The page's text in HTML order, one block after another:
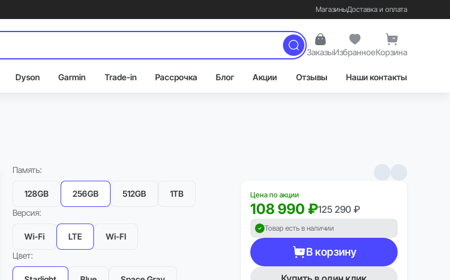
МагазиныДоставка и оплата
ЗаказыИзбранноеКорзина
Dyson Garmin Trade-in Рассрочка Блог Акции Отзывы Наши контакты
Память:
128GB 256GB 512GB
1TB
Версия:
Wi-Fi LTE
Wi-FI
Цвет:
Цена по акции
108 990 ₽125 290 ₽
Товар есть в наличии
В корзину